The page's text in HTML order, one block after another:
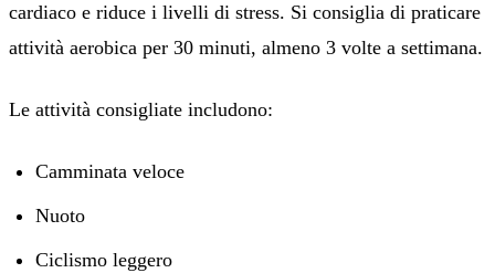
cardiaco e riduce i livelli di stress. Si consiglia di praticare
attività aerobica per 30 minuti, almeno 3 volte a settimana.
Le attività consigliate includono:
Camminata veloce
Nuoto
Ciclismo leggero